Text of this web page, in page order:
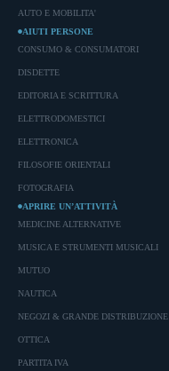
AUTO E MOBILITA'
AIUTI PERSONE
CONSUMO & CONSUMATORI
DISDETTE
EDITORIA E SCRITTURA
ELETTRODOMESTICI
ELETTRONICA
FILOSOFIE ORIENTALI
FOTOGRAFIA
APRIRE UN’ATTIVITÀ
MEDICINE ALTERNATIVE
MUSICA E STRUMENTI MUSICALI
MUTUO
NAUTICA
NEGOZI & GRANDE DISTRIBUZIONE
OTTICA
PARTITA IVA